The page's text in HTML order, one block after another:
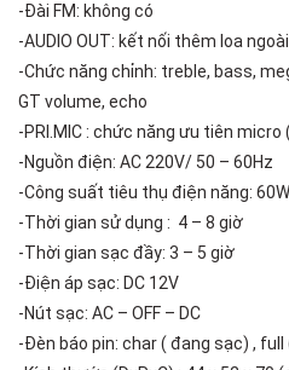
-Đài FM: không có
-AUDIO OUT: kết nối thêm loa ngoài
-Chức năng chỉnh: treble, bass,
GT volume, echo
-PRI.MIC : chức năng ưu tiên
-Nguồn điện: AC 220V/ 50 – 60Hz
-Công suất tiêu thụ điện năng: 60W
-Thời gian sử dụng : 4 – 8 giờ
-Thời gian sạc đầy: 3 – 5 giờ
-Điện áp sạc: DC 12V
-Nút sạc: AC – OFF – DC
-Đèn báo pin: char ( đang sạc) , full